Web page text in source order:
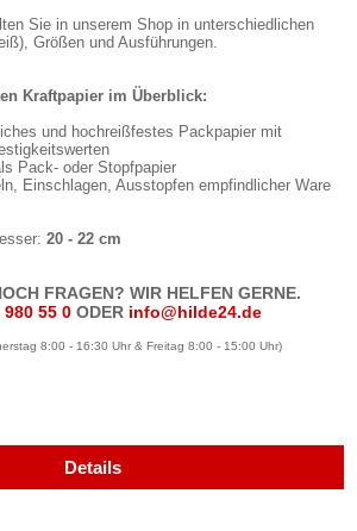
Sie in unserem Shop in unterschiedlichen
Größen und Ausführungen.
Kraftpapier im Überblick:
und hochreißfestes Packpapier mit
Pack- oder Stopfpapier
Einschlagen, Ausstopfen empfindlicher Ware
20 - 22 cm
FRAGEN? WIR HELFEN GERNE.
980 55 0 ODER info@hilde24.de
8:00 - 16:30 Uhr & Freitag 8:00 - 15:00 Uhr)
Details